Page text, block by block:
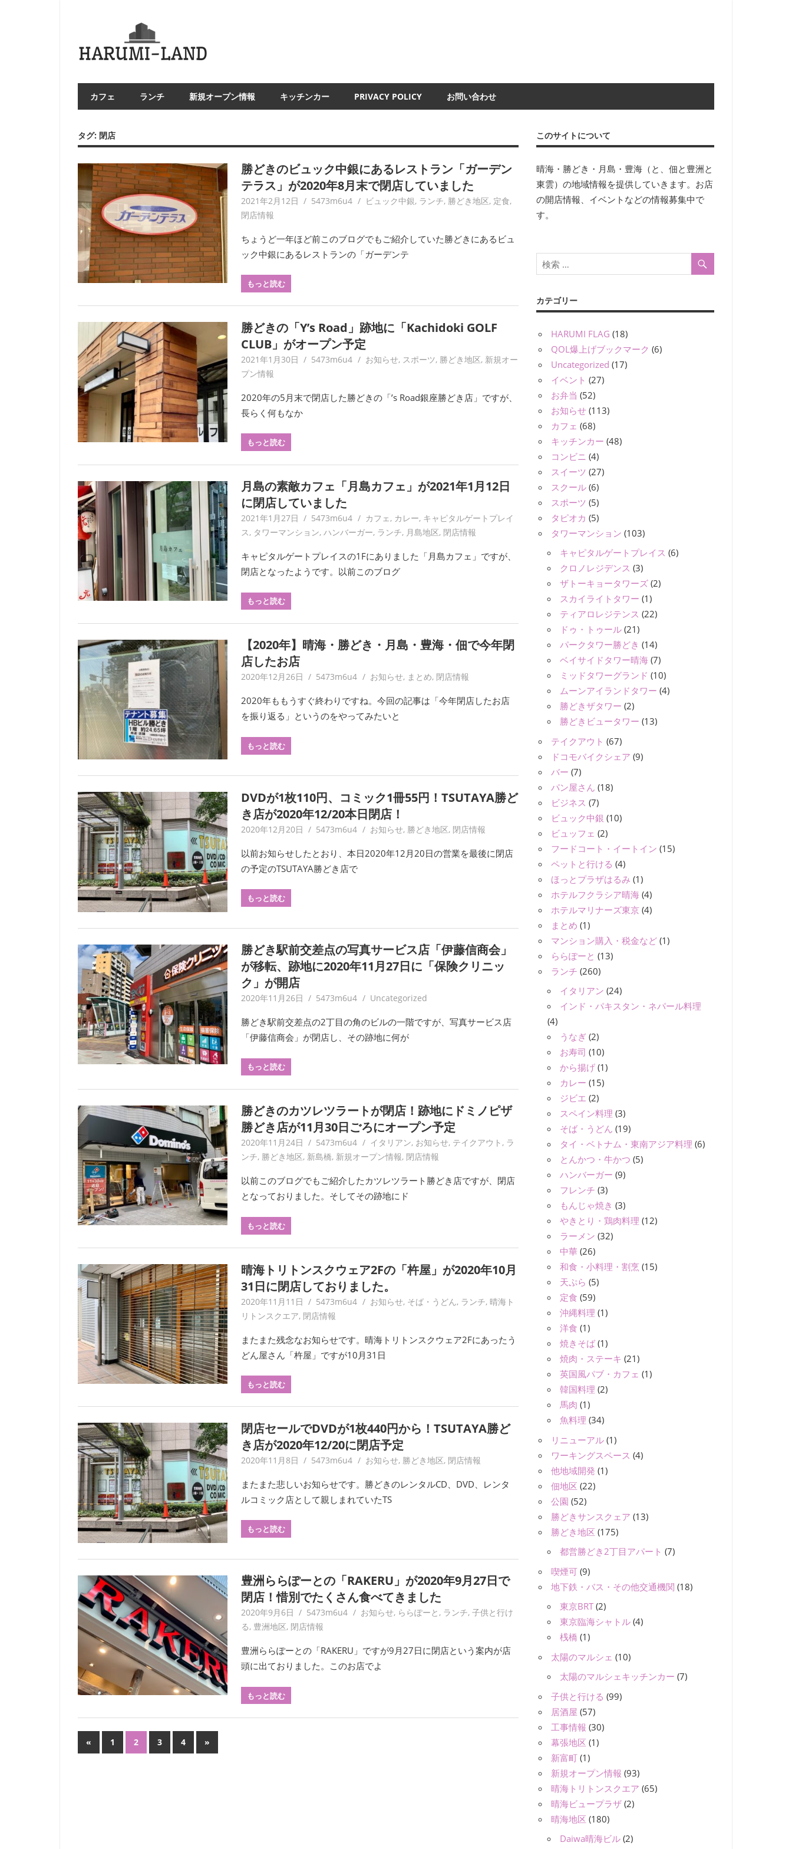
カフェ ランチ 新規オープン情報 キッチンカー PRIVACY POLICY お問い合わせ
タグ: 閉店
勝どきのビュック中銀にあるレストラン「ガーデン
テラス」が2020年8月末で閉店していました
2021年2月12日 5473m6u4 ビュック中銀, ランチ, 勝どき地区, 定食,
閉店情報
ちょうど一年ほど前このブログでもご紹介していた勝どきにあるビュ
ック中銀にあるレストランの「ガーデンテ
もっと読む
勝どきの「Y’s Road」跡地に「Kachidoki GOLF
CLUB」がオープン予定
2021年1月30日 5473m6u4 お知らせ, スポーツ, 勝どき地区, 新規オー
プン情報
2020年の5月末で閉店した勝どきの「’s Road銀座勝どき店」ですが、
長らく何もなか
もっと読む
月島の素敵カフェ「月島カフェ」が2021年1月12日
に閉店していました
2021年1月27日 5473m6u4 カフェ, カレー, キャピタルゲートプレイ
ス, タワーマンション, ハンバーガー, ランチ, 月島地区, 閉店情報
キャピタルゲートプレイスの1Fにありました「月島カフェ」ですが、
閉店となったようです。以前このブログ
もっと読む
【2020年】晴海・勝どき・月島・豊海・佃で今年閉
店したお店
2020年12月26日 5473m6u4 お知らせ, まとめ, 閉店情報
2020年ももうすぐ終わりですね。今回の記事は「今年閉店したお店
を振り返る」というのをやってみたいと
もっと読む
DVDが1枚110円、コミック1冊55円！TSUTAYA勝ど
き店が2020年12/20本日閉店！
2020年12月20日 5473m6u4 お知らせ, 勝どき地区, 閉店情報
以前お知らせしたとおり、本日2020年12月20日の営業を最後に閉店
の予定のTSUTAYA勝どき店で
もっと読む
勝どき駅前交差点の写真サービス店「伊藤信商会」
が移転、跡地に2020年11月27日に「保険クリニッ
ク」が開店
2020年11月26日 5473m6u4 Uncategorized
勝どき駅前交差点の2丁目の角のビルの一階ですが、写真サービス店
「伊藤信商会」が閉店し、その跡地に何が
もっと読む
勝どきのカツレツラートが閉店！跡地にドミノピザ
勝どき店が11月30日ごろにオープン予定
2020年11月24日 5473m6u4 イタリアン, お知らせ, テイクアウト , ラ
ンチ, 勝どき地区, 新島橋, 新規オープン情報, 閉店情報
以前このブログでもご紹介したカツレツラート勝どき店ですが、閉店
となっておりました。そしてその跡地にド
もっと読む
晴海トリトンスクウェア2Fの「杵屋」が2020年10月
31日に閉店しておりました。
2020年11月11日 5473m6u4 お知らせ, そば・うどん, ランチ, 晴海ト
リトンスクエア, 閉店情報
またまた残念なお知らせです。晴海トリトンスクウェア2Fにあったう
どん屋さん「杵屋」ですが10月31日
もっと読む
閉店セールでDVDが1枚440円から！TSUTAYA勝ど
き店が2020年12/20に閉店予定
2020年11月8日 5473m6u4 お知らせ, 勝どき地区, 閉店情報
またまた悲しいお知らせです。勝どきのレンタルCD、DVD、レンタ
ルコミック店として親しまれていたTS
もっと読む
豊洲ららぽーとの「RAKERU」が2020年9月27日で
閉店！惜別でたくさん食べてきました
2020年9月6日 5473m6u4 お知らせ, ららぽーと , ランチ, 子供と行け
る, 豊洲地区, 閉店情報
豊洲ららぽーとの「RAKERU」ですが9月27日に閉店という案内が店
頭に出ておりました。このお店でよ
もっと読む
投
«
の
1 2 3 4
次
の
»
このサイトについて
晴海・勝どき・月島・豊海（と、佃と豊洲と
東雲）の地域情報を提供していきます。お店
の開店情報、イベントなどの情報募集中で
す。
カテゴリー
HARUMI FLAG (18)
QOL爆上げブックマーク (6)
Uncategorized (17)
イベント (27)
お弁当 (52)
お知らせ (113)
カフェ (68)
キッチンカー (48)
コンビニ (4)
スイーツ (27)
スクール (6)
スポーツ (5)
タピオカ (5)
タワーマンション (103)
キャピタルゲートプレイス (6)
クロノレジデンス (3)
ザトーキョータワーズ (2)
スカイライトタワー (1)
ティアロレジテンス (22)
ドゥ・トゥール (21)
パークタワー勝どき (14)
ベイサイドタワー晴海 (7)
ミッドタワーグランド (10)
ムーンアイランドタワー (4)
勝どきザタワー (2)
勝どきビュータワー (13)
テイクアウト (67)
ドコモバイクシェア (9)
バー (7)
パン屋さん (18)
ビジネス (7)
ビュック中銀 (10)
ビュッフェ (2)
フードコート・イートイン (15)
ペットと行ける (4)
ほっとプラザはるみ (1)
ホテルフクラシア晴海 (4)
ホテルマリナーズ東京 (4)
まとめ (1)
マンション購入・税金など (1)
ららぽーと (13)
ランチ (260)
イタリアン (24)
インド・パキスタン・ネパール料理
(4)
うなぎ (2)
お寿司 (10)
から揚げ (1)
カレー (15)
ジビエ (2)
スペイン料理 (3)
そば・うどん (19)
タイ・ベトナム・東南アジア料理 (6)
とんかつ・牛かつ (5)
ハンバーガー (9)
フレンチ (3)
もんじゃ焼き (3)
やきとり・鶏肉料理 (12)
ラーメン (32)
中華 (26)
和食・小料理・割烹 (15)
天ぷら (5)
定食 (59)
沖縄料理 (1)
洋食 (1)
焼きそば (1)
焼肉・ステーキ (21)
英国風パブ・カフェ (1)
韓国料理 (2)
馬肉 (1)
魚料理 (34)
リニューアル (1)
ワーキングスペース (4)
他地域開発 (1)
佃地区 (22)
公園 (52)
勝どきサンスクェア (13)
勝どき地区 (175)
都営勝どき2丁目アパート (7)
喫煙可 (9)
地下鉄・バス・その他交通機関 (18)
東京BRT (2)
東京臨海シャトル (4)
桟橋 (1)
太陽のマルシェ (10)
太陽のマルシェキッチンカー (7)
子供と行ける (99)
居酒屋 (57)
工事情報 (30)
幕張地区 (1)
新富町 (1)
新規オープン情報 (93)
晴海トリトンスクエア (65)
晴海ビュープラザ (2)
晴海地区 (180)
Daiwa晴海ビル (2)